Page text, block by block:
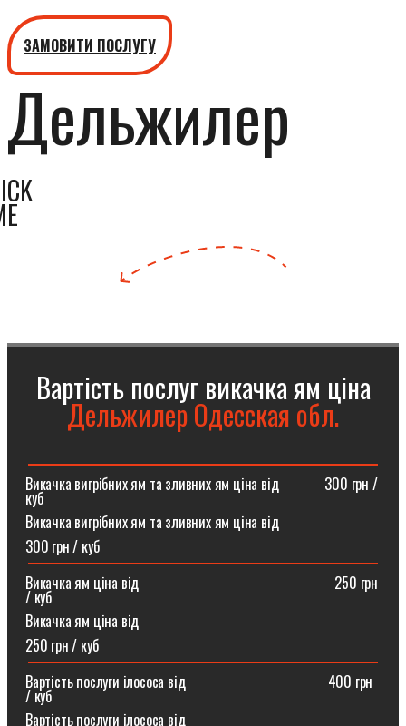
ЗАМОВИТИ ПОСЛУГУ
Дельжилер
Вартість послуг викачка ям ціна
Дельжилер Одесская обл.
Викачка вигрібних ям та зливних ям ціна від ⠀⠀⠀⠀300 грн /
куб
Викачка вигрібних ям та зливних ям ціна від
300 грн / куб
Викачка ям ціна від ⠀⠀⠀⠀⠀⠀⠀⠀⠀⠀⠀⠀⠀⠀⠀⠀⠀⠀250 грн
/ куб
Викачка ям ціна від
250 грн / куб
Вартість послуги ілососа від ⠀⠀⠀⠀⠀⠀⠀⠀⠀⠀⠀⠀⠀400 грн
/ куб
Вартість послуги ілососа від